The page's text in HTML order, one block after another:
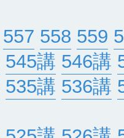
557 558 559
545講 546講
535講 536講